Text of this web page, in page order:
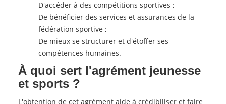
D'accéder à des compétitions sportives ;
De bénéficier des services et assurances de la
fédération sportive ;
De mieux se structurer et d'étoffer ses
compétences humaines.
À quoi sert l'agrément jeunesse
et sports ?
L'obtention de cet agrément aide à crédibiliser et faire